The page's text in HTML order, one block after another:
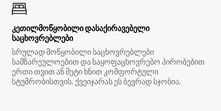
კეთილმოწყობილი დასაქირავებელი
საცხოვრებლები
სრულად მოწყობილი საცხოვრებლები
სამზარეულოებით და საყოფაცხოვრებო პირობებით
ერთი თვით ან მეტი ხნით კომფორტული
სტუმრობისთვის. ქვეიჯარას ეს ბევრად სჯობია.